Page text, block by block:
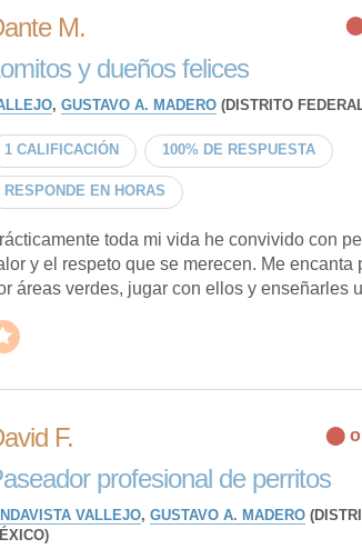
M. ⬤
y dueños felices
, GUSTAVO A. MADERO(DISTRITO
1 CALIFICACIÓN 100% DE RESPUESTA
RESPONDE EN HORAS
toda mi vida he convivido con
y el respeto que se merecen. Me encanta
áreas verdes, jugar con ellos y enseñarles
F. ⬤
profesional de perritos
VALLEJO, GUSTAVO A. MADERO